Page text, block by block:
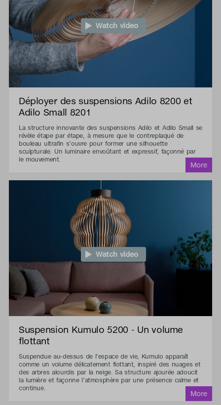
Watch video
Déployer des suspensions Adilo 8200 et
Adilo Small 8201
La structure innovante des suspensions Adilo et Adilo Small se
révèle étape par étape, à mesure que le contreplaqué de
bouleau ultrafin s’ouvre pour former une silhouette
sculpturale. Un luminaire envoûtant et expressif, façonné par
le mouvement.
Watch video
Suspension Kumulo 5200 - Un volume
flottant
Suspendue au-dessus de l’espace de vie, Kumulo apparaît
comme un volume délicatement flottant, inspiré des nuages et
des arbres alourdis par la neige. Sa structure ajourée adoucit
la lumière et façonne l’atmosphère par une présence calme et
continue.